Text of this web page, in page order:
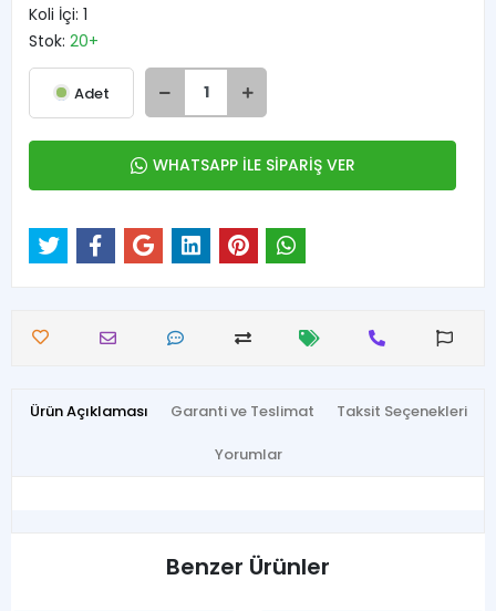
Koli İçi: 1
Stok: 20+
Adet
WHATSAPP İLE SİPARİŞ VER
Ürün Açıklaması Garanti ve Teslimat Taksit Seçenekleri
Yorumlar
Benzer Ürünler